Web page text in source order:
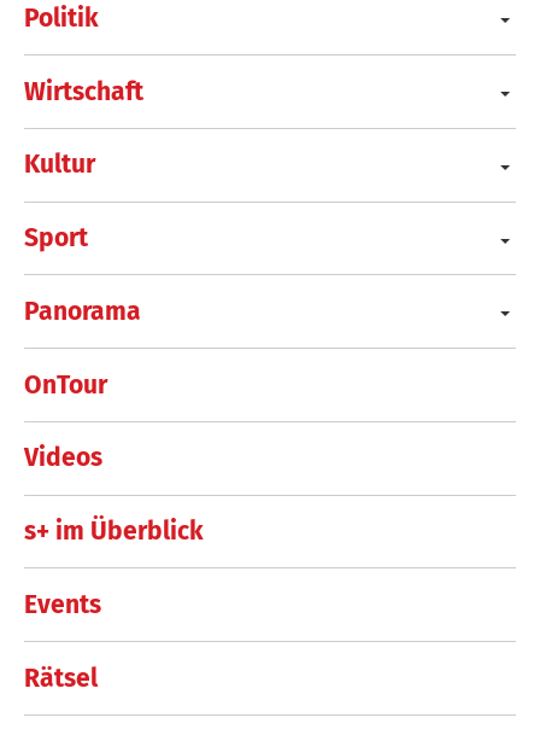
Politik
Wirtschaft
Kultur
Sport
Panorama
OnTour
Videos
s+ im Überblick
Events
Rätsel